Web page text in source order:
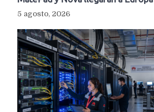
5 agosto, 2026